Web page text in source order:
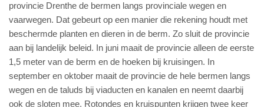
provincie Drenthe de bermen langs provinciale wegen en
vaarwegen. Dat gebeurt op een manier die rekening houdt met
beschermde planten en dieren in de berm. Zo sluit de provincie
aan bij landelijk beleid. In juni maait de provincie alleen de eerste
1,5 meter van de berm en de hoeken bij kruisingen. In
september en oktober maait de provincie de hele bermen langs
wegen en de taluds bij viaducten en kanalen en neemt daarbij
ook de sloten mee. Rotondes en kruispunten krijgen twee keer